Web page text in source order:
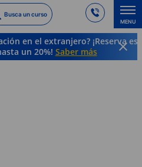
Busca un curso
MENU
en el extranjero? ¡Reserva
un 20%! Saber más